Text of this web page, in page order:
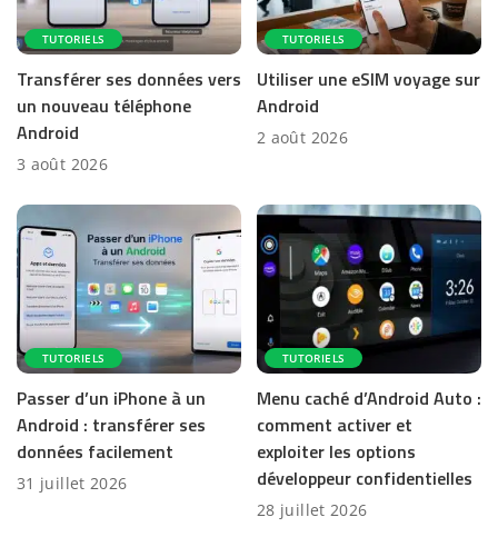
TUTORIELS
Transférer ses données vers
un nouveau téléphone
Android
3 août 2026
TUTORIELS
Utiliser une eSIM voyage sur
Android
2 août 2026
TUTORIELS
Passer d’un iPhone à un
Android : transférer ses
données facilement
31 juillet 2026
TUTORIELS
Menu caché d’Android Auto :
comment activer et
exploiter les options
développeur confidentielles
28 juillet 2026